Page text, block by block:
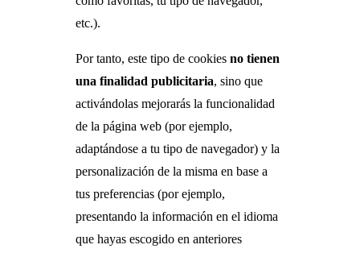
etc.).
Por tanto, este tipo de cookiesno tienen
una finalidad publicitaria, sino que
activándolas mejorarás la funcionalidad
de la página web (por ejemplo,
adaptándose a tu tipo de navegador) y la
personalización de la misma en base a
tus preferencias (por ejemplo,
presentando la información en el idioma
que hayas escogido en anteriores